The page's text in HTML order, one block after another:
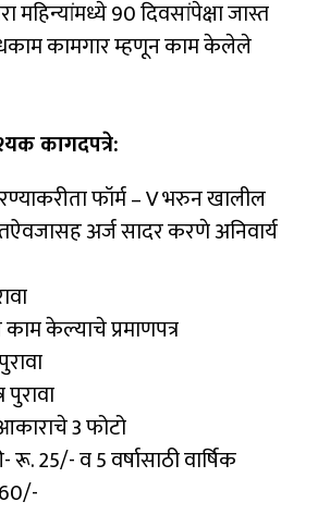
महिन्यांमध्ये 90 दिवसांपेक्षा जास्त
कामगार म्हणून काम केलेले
कागदपत्रे:
फॉर्म – V भरुन खालील
अर्ज सादर करणे अनिवार्य
केल्याचे प्रमाणपत्र
3 फोटो
रू. 25/- व 5 वर्षासाठी वार्षिक